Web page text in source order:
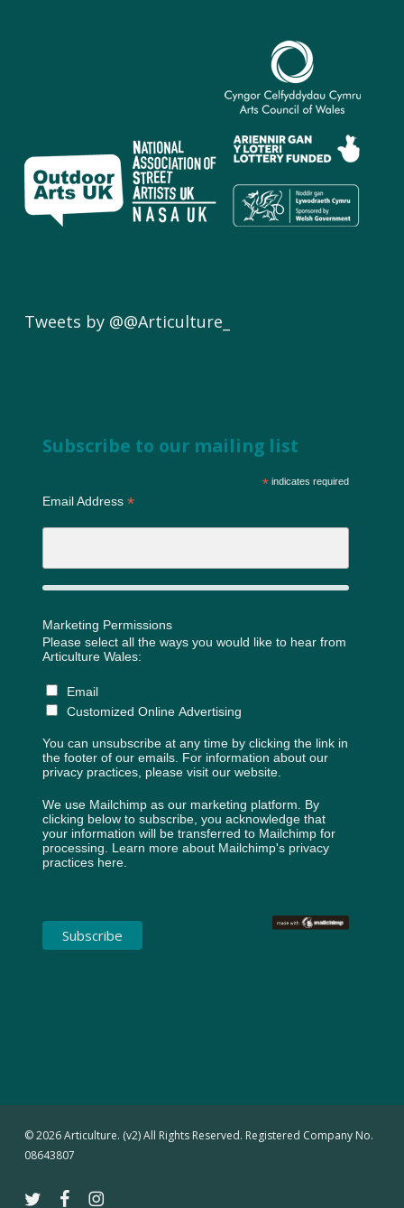
Tweets by @@Articulture_
Subscribe to our mailing list
*indicates required
Email Address *
Marketing Permissions
Please select all the ways you would like to hear from
Articulture Wales:
Email
Customized Online Advertising
You can unsubscribe at any time by clicking the link in
the footer of our emails. For information about our
privacy practices, please visit our website.
We use Mailchimp as our marketing platform. By
clicking below to subscribe, you acknowledge that
your information will be transferred to Mailchimp for
processing. Learn more about Mailchimp's privacy
practices here.
© 2026 Articulture. (v2) All Rights Reserved. Registered Company No.
08643807
twitter facebookinstagram